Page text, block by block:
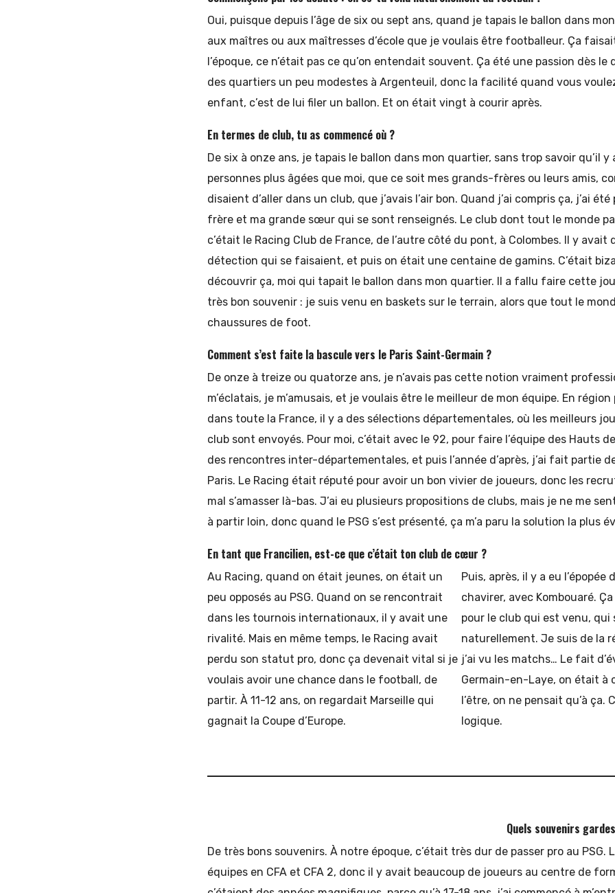
Oui, puisque depuis l’âge de six ou sept ans, quand je tapais le ballon dans
aux maîtres ou aux maîtresses d’école que je voulais être footballeur. Ça
l’époque, ce n’était pas ce qu’on entendait souvent. Ça été une passion dès le
des quartiers un peu modestes à Argenteuil, donc la facilité quand vous
enfant, c’est de lui filer un ballon. Et on était vingt à courir après.
En termes de club, tu as commencé où ?
De six à onze ans, je tapais le ballon dans mon quartier, sans trop savoir qu’il y
personnes plus âgées que moi, que ce soit mes grands-frères ou leurs amis,
disaient d’aller dans un club, que j’avais l’air bon. Quand j’ai compris ça, j’ai
frère et ma grande sœur qui se sont renseignés. Le club dont tout le monde
c’était le Racing Club de France, de l’autre côté du pont, à Colombes. Il y avait
détection qui se faisaient, et puis on était une centaine de gamins. C’était
découvrir ça, moi qui tapait le ballon dans mon quartier. Il a fallu faire cette
très bon souvenir : je suis venu en baskets sur le terrain, alors que tout le
chaussures de foot.
Comment s’est faite la bascule vers le Paris Saint-Germain ?
De onze à treize ou quatorze ans, je n’avais pas cette notion vraiment
m’éclatais, je m’amusais, et je voulais être le meilleur de mon équipe. En
dans toute la France, il y a des sélections départementales, où les meilleurs
club sont envoyés. Pour moi, c’était avec le 92, pour faire l’équipe des Hauts
des rencontres inter-départementales, et puis l’année d’après, j’ai fait partie
Paris. Le Racing était réputé pour avoir un bon vivier de joueurs, donc les
mal s’amasser là-bas. J’ai eu plusieurs propositions de clubs, mais je ne me
à partir loin, donc quand le PSG s’est présenté, ça m’a paru la solution la plus
En tant que Francilien, est-ce que c’était ton club de cœur ?
Au Racing, quand on était jeunes, on était un
peu opposés au PSG. Quand on se rencontrait
dans les tournois internationaux, il y avait une
rivalité. Mais en même temps, le Racing avait
perdu son statut pro, donc ça devenait vital si je
voulais avoir une chance dans le football, de
partir. À 11-12 ans, on regardait Marseille qui
gagnait la Coupe d’Europe.
Puis, après, il y a eu l’épopée
chavirer, avec Kombouaré.
pour le club qui est venu, qui
naturellement. Je suis de la
j’ai vu les matchs… Le fait
Germain-en-Laye, on était à
l’être, on ne pensait qu’à ça.
logique.
Quels souvenirs
De très bons souvenirs. À notre époque, c’était très dur de passer pro au PSG.
équipes en CFA et CFA 2, donc il y avait beaucoup de joueurs au centre de